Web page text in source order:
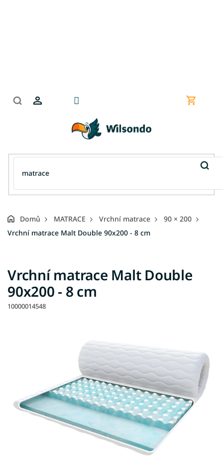
Nákupní
Domů MATRACE Vrchní matrace
90 × 200
Vrchní matrace Malt Double 90x200 - 8 cm
Vrchní matrace Malt Double
90x200 - 8 cm
10000014548